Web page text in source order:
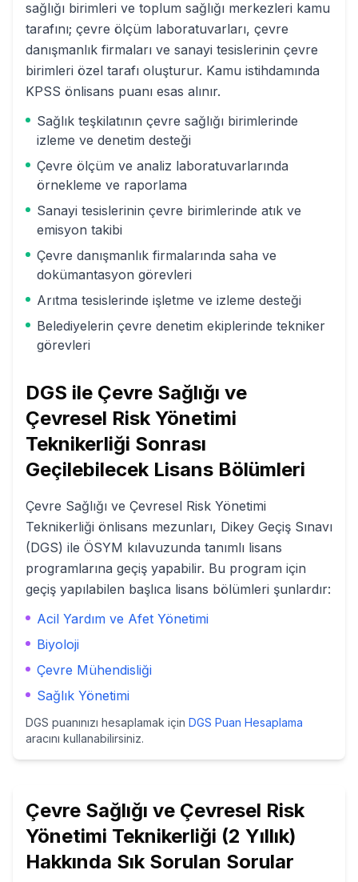
sağlığı birimleri ve toplum sağlığı merkezleri kamu
tarafını; çevre ölçüm laboratuvarları, çevre
danışmanlık firmaları ve sanayi tesislerinin çevre
birimleri özel tarafı oluşturur. Kamu istihdamında
KPSS önlisans puanı esas alınır.
Sağlık teşkilatının çevre sağlığı birimlerinde
izleme ve denetim desteği
Çevre ölçüm ve analiz laboratuvarlarında
örnekleme ve raporlama
Sanayi tesislerinin çevre birimlerinde atık ve
emisyon takibi
Çevre danışmanlık firmalarında saha ve
dokümantasyon görevleri
Arıtma tesislerinde işletme ve izleme desteği
Belediyelerin çevre denetim ekiplerinde tekniker
görevleri
DGS ile Çevre Sağlığı ve
Çevresel Risk Yönetimi
Teknikerliği Sonrası
Geçilebilecek Lisans Bölümleri
Çevre Sağlığı ve Çevresel Risk Yönetimi
Teknikerliği önlisans mezunları, Dikey Geçiş Sınavı
(DGS) ile ÖSYM kılavuzunda tanımlı lisans
programlarına geçiş yapabilir. Bu program için
geçiş yapılabilen başlıca lisans bölümleri şunlardır:
Acil Yardım ve Afet Yönetimi
Biyoloji
Çevre Mühendisliği
Sağlık Yönetimi
DGS puanınızı hesaplamak için DGS Puan Hesaplama
aracını kullanabilirsiniz.
Çevre Sağlığı ve Çevresel Risk
Yönetimi Teknikerliği (2 Yıllık)
Hakkında Sık Sorulan Sorular